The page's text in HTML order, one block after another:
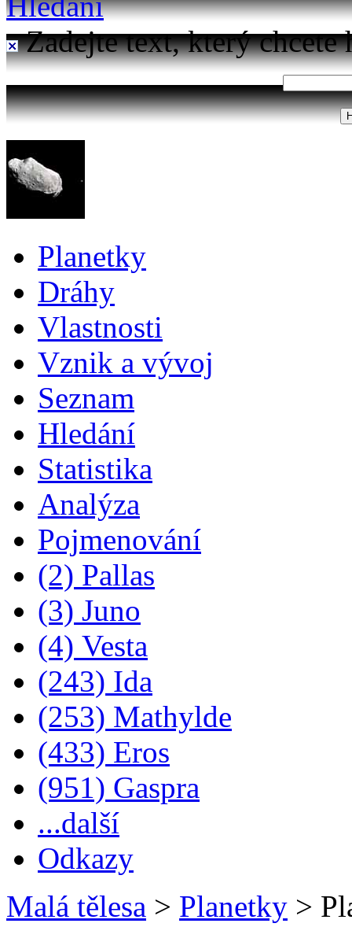
Zadejte text, který chcete
Planetky
Dráhy
Vlastnosti
Vznik a vývoj
Seznam
Hledání
Statistika
Analýza
Pojmenování
(2) Pallas
(3) Juno
(4) Vesta
(243) Ida
(253) Mathylde
(433) Eros
(951) Gaspra
...další
Odkazy
Malá tělesa > Planetky >